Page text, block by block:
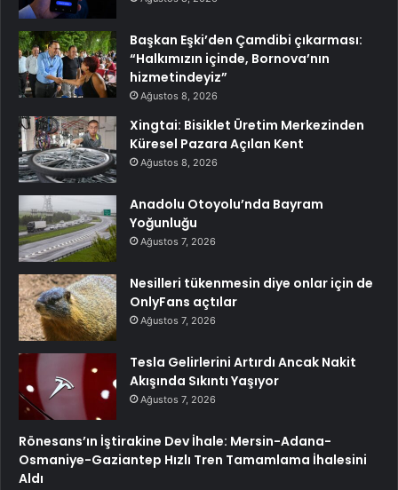
Başkan Eşki’den Çamdibi çıkarması:
“Halkımızın içinde, Bornova’nın
hizmetindeyiz”
Ağustos 8, 2026
Xingtai: Bisiklet Üretim Merkezinden
Küresel Pazara Açılan Kent
Ağustos 8, 2026
Anadolu Otoyolu’nda Bayram
Yoğunluğu
Ağustos 7, 2026
Nesilleri tükenmesin diye onlar için de
OnlyFans açtılar
Ağustos 7, 2026
Tesla Gelirlerini Artırdı Ancak Nakit
Akışında Sıkıntı Yaşıyor
Ağustos 7, 2026
Rönesans’ın İştirakine Dev İhale: Mersin-Adana-
Osmaniye-Gaziantep Hızlı Tren Tamamlama İhalesini
Aldı